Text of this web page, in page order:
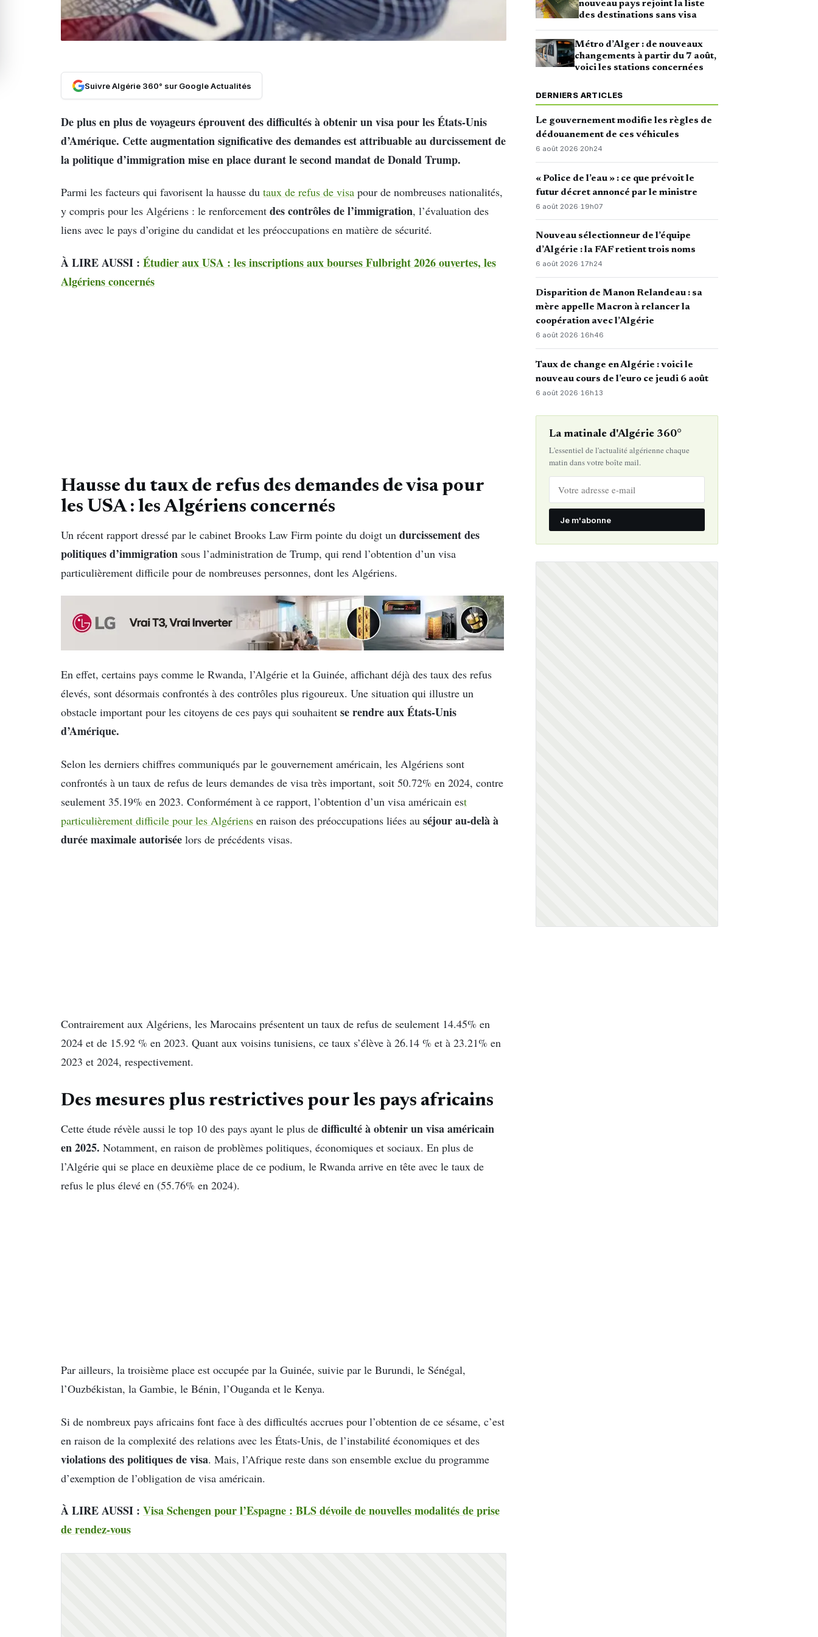
Suivre Algérie 360° sur Google Actualités
De plus en plus de voyageurs éprouvent des difficultés à obtenir un visa pour les États-Unis
d’Amérique. Cette augmentation significative des demandes est attribuable au durcissement de
la politique d’immigration mise en place durant le second mandat de Donald Trump.
Parmi les facteurs qui favorisent la hausse du taux de refus de visa pour de nombreuses nationalités,
y compris pour les Algériens : le renforcement des contrôles de l’immigration, l’évaluation des
liens avec le pays d’origine du candidat et les préoccupations en matière de sécurité.
À LIRE AUSSI : Étudier aux USA : les inscriptions aux bourses Fulbright 2026 ouvertes, les
Algériens concernés
Hausse du taux de refus des demandes de visa pour
les USA : les Algériens concernés
Un récent rapport dressé par le cabinet Brooks Law Firm pointe du doigt un durcissement des
politiques d’immigration sous l’administration de Trump, qui rend l’obtention d’un visa
particulièrement difficile pour de nombreuses personnes, dont les Algériens.
En effet, certains pays comme le Rwanda, l’Algérie et la Guinée, affichant déjà des taux des refus
élevés, sont désormais confrontés à des contrôles plus rigoureux. Une situation qui illustre un
obstacle important pour les citoyens de ces pays qui souhaitent se rendre aux États-Unis
d’Amérique.
Selon les derniers chiffres communiqués par le gouvernement américain, les Algériens sont
confrontés à un taux de refus de leurs demandes de visa très important, soit 50.72% en 2024, contre
seulement 35.19% en 2023. Conformément à ce rapport, l’obtention d’un visa américain est
particulièrement difficile pour les Algériens en raison des préoccupations liées au séjour au-delà à
durée maximale autorisée lors de précédents visas.
Contrairement aux Algériens, les Marocains présentent un taux de refus de seulement 14.45% en
2024 et de 15.92 % en 2023. Quant aux voisins tunisiens, ce taux s’élève à 26.14 % et à 23.21% en
2023 et 2024, respectivement.
Des mesures plus restrictives pour les pays africains
Cette étude révèle aussi le top 10 des pays ayant le plus de difficulté à obtenir un visa américain
en 2025. Notamment, en raison de problèmes politiques, économiques et sociaux. En plus de
l’Algérie qui se place en deuxième place de ce podium, le Rwanda arrive en tête avec le taux de
refus le plus élevé en (55.76% en 2024).
Par ailleurs, la troisième place est occupée par la Guinée, suivie par le Burundi, le Sénégal,
l’Ouzbékistan, la Gambie, le Bénin, l’Ouganda et le Kenya.
Si de nombreux pays africains font face à des difficultés accrues pour l’obtention de ce sésame, c’est
en raison de la complexité des relations avec les États-Unis, de l’instabilité économiques et des
violations des politiques de visa. Mais, l’Afrique reste dans son ensemble exclue du programme
d’exemption de l’obligation de visa américain.
À LIRE AUSSI : Visa Schengen pour l’Espagne : BLS dévoile de nouvelles modalités de prise
de rendez-vous
nouveau pays rejoint la liste
des destinations sans visa
Métro d’Alger : de nouveaux
changements à partir du 7 août,
voici les stations concernées
DERNIERS ARTICLES
Le gouvernement modifie les règles de
dédouanement de ces véhicules
6 août 2026·20h24
« Police de l’eau » : ce que prévoit le
futur décret annoncé par le ministre
6 août 2026· 19h07
Nouveau sélectionneur de l’équipe
d’Algérie : la FAF retient trois noms
6 août 2026·17h24
Disparition de Manon Relandeau : sa
mère appelle Macron à relancer la
coopération avec l’Algérie
6 août 2026·16h46
Taux de change en Algérie : voici le
nouveau cours de l’euro ce jeudi 6 août
6 août 2026· 16h13
La matinale d'Algérie 360°
L'essentiel de l'actualité algérienne chaque
matin dans votre boîte mail.
Je m'abonne